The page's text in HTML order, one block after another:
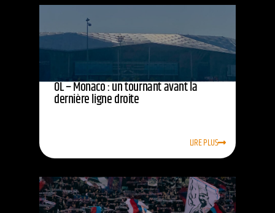
OL – Monaco : un tournant avant la
dernière ligne droite
LIRE PLUS